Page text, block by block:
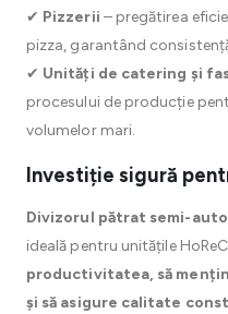
✔ Pizzerii – pregătirea
pizza, garantând
✔ Unități de catering și
procesului de producție
volumelor mari.
Investiție sigură
Divizorul pătrat semi-
ideală pentru unitățile
productivitatea, să
și să asigure calitate